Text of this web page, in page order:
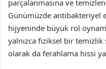
parçalanmasına ve
Günümüzde antibakteriyel
hijyeninde büyük rol
yalnızca fiziksel bir
olarak da ferahlama hissi